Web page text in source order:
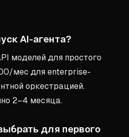
AI-агента?
моделей для простого
мес для enterprise-
оркестрацией.
2–4 месяца.
для первого